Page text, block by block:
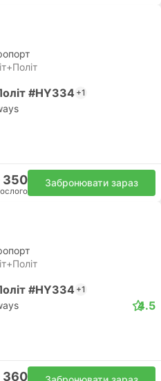
#HY334 +1
350 Забронювати зараз
#HY334 +1
4.5
360